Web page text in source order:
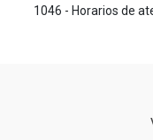
1046 - Horarios de